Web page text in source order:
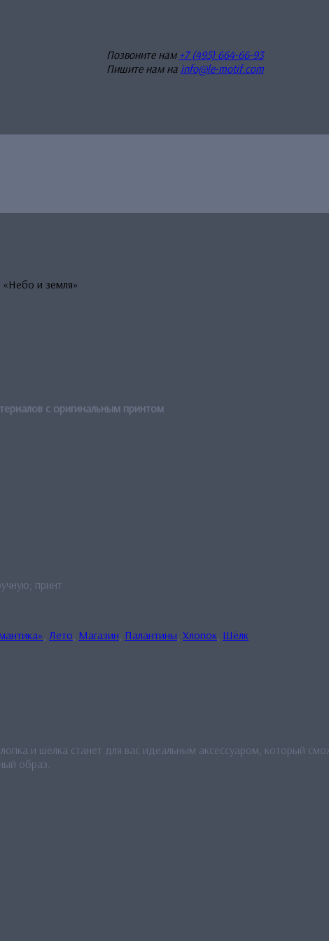
Позвоните нам +7 (495) 664-66-93
Пишите нам на info@le-motif.com
и земля»
с оригинальным принтом
принт
Лето Магазин Палантины Хлопок Шёлк
и шёлка станет для вас идеальным аксессуаром, который
образ.